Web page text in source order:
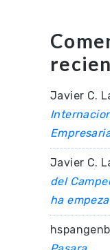
Javier C.
Javier C.
del
ha